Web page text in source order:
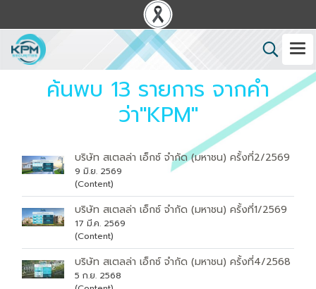
ค้นพบ 13 รายการ จากคำ
ว่า"KPM"
บริษัท สเตลล่า เอ็กซ์ จำกัด (มหาชน) ครั้งที่2/2569
9 มิ.ย. 2569
(Content)
บริษัท สเตลล่า เอ็กซ์ จำกัด (มหาชน) ครั้งที่1/2569
17 มี.ค. 2569
(Content)
บริษัท สเตลล่า เอ็กซ์ จำกัด (มหาชน) ครั้งที่4/2568
5 ก.ย. 2568